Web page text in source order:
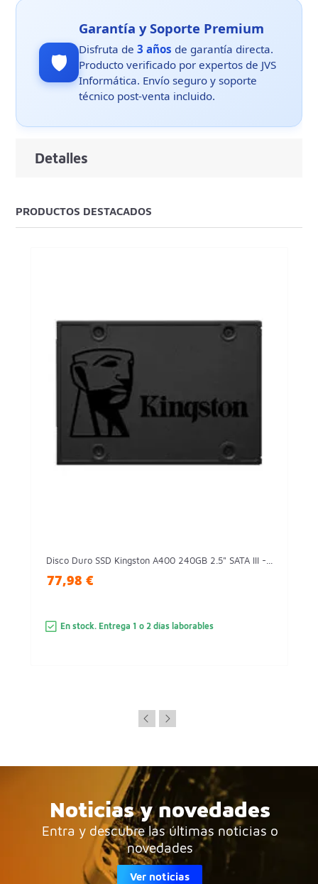
🛡️
Garantía y Soporte Premium
Disfruta de3 años de garantía directa.
Producto verificado por expertos de JVS
Informática. Envío seguro y soporte
técnico post-venta incluido.
Detalles
PRODUCTOS DESTACADOS
Disco Duro SSD Kingston A400 240GB 2.5" SATA III -...
77,98 €
En stock. Entrega 1 o 2 días laborables
Noticias y novedades
Entra y descubre las últimas noticias o
novedades
Ver noticias